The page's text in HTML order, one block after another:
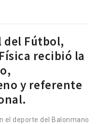
del Fútbol,
recibió la
y referente
el deporte del Balonmano